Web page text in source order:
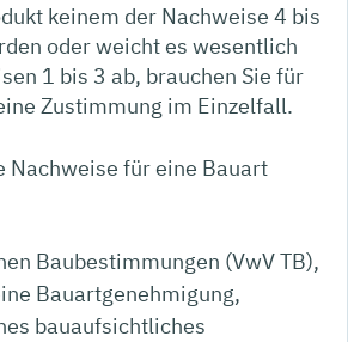
keinem der Nachweise 4 bis
oder weicht es wesentlich
1 bis 3 ab, brauchen Sie für
Zustimmung im Einzelfall.
Nachweise für eine Bauart
Baubestimmungen (VwV TB),
Bauartgenehmigung,
bauaufsichtliches